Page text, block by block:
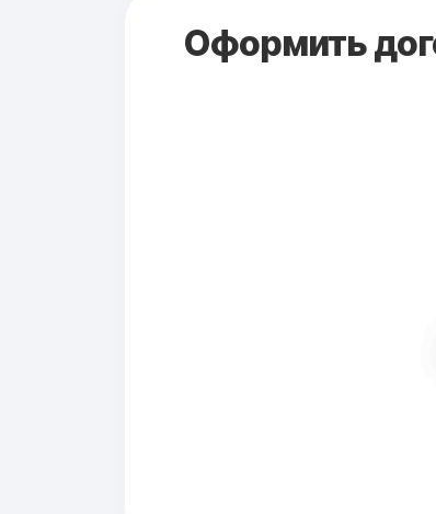
Оформить